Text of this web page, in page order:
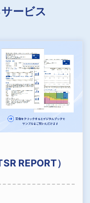
ービス
REPORT）